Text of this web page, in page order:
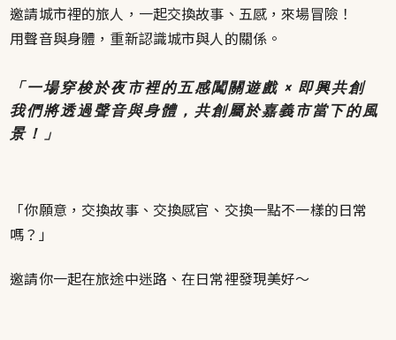
邀請城市裡的旅人，一起交換故事、五感，來場冒險！
用聲音與身體，重新認識城市與人的關係。
「一場穿梭於夜市裡的五感闖關遊戲 × 即興共創
我們將透過聲音與身體，共創屬於嘉義市當下的風
景！」
「你願意，交換故事、交換感官、交換一點不一樣的日常
嗎？」
邀請你一起在旅途中迷路、在日常裡發現美好～